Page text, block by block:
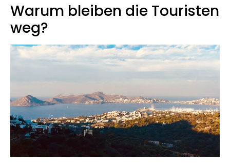
Warum bleiben die Touristen
weg?